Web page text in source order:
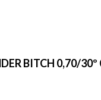
BITCH 0,70/